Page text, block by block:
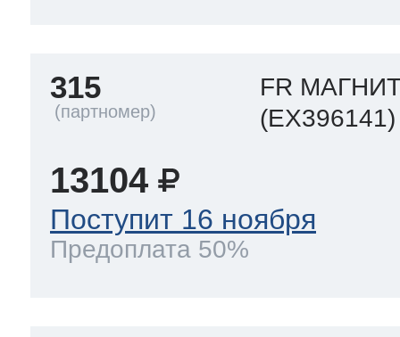
315
FR
(EX396141)
13104
Поступит 16 ноября
Предоплата 50%